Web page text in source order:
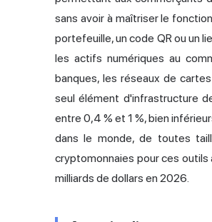
sans avoir à maîtriser le
portefeuille, un code QR ou un
les actifs numériques au
banques, les réseaux de
seul élément d'infrastructure
entre 0,4 % et 1 %, bien
dans le monde, de toutes
cryptomonnaies pour ces
milliards de dollars en 2026.